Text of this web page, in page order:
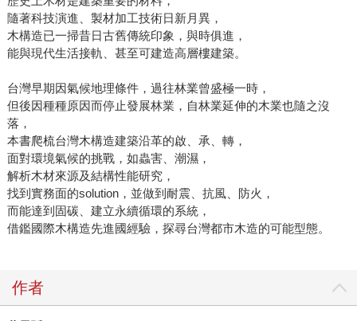
隨著科技演進、製材加工技術日新月異，
木構造已一掃昔日古舊傳統印象，與時俱進，
能與現代生活接軌、甚至可建造高層樓建築。
台灣早期因氣候地理條件，過往林業曾盛極一時，
但後因種種原因而停止發展林業，自林業延伸的木業也隨之沒
落，
本書爬梳台灣木構造建築沿革的啟、承、轉，
面對環境氣候的挑戰，如蟲害、潮濕，
解析木材來源及結構性能研究，
找到實務面的solution，並做到耐震、抗風、防火，
而能達到固碳、建立永續循環的系統，
借鑑國際木構造先進國經驗，探尋台灣都市木造的可能型態。
作者